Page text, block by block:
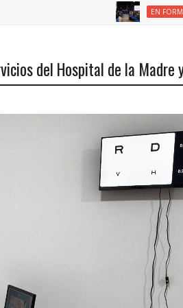
EN FORMOSA
del Hospital de la Madre